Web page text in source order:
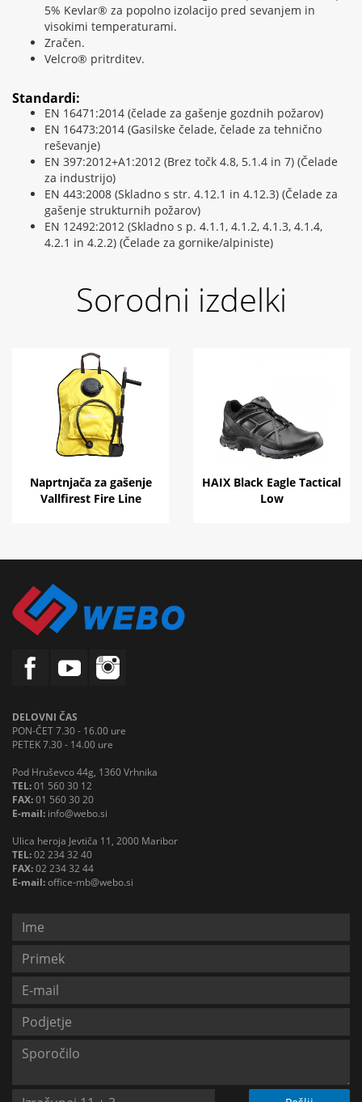
5% Kevlar® za popolno izolacijo pred sevanjem in
visokimi temperaturami.
Zračen.
Velcro® pritrditev.
Standardi:
EN 16471:2014 (čelade za gašenje gozdnih požarov)
EN 16473:2014 (Gasilske čelade, čelade za tehnično
reševanje)
EN 397:2012+A1:2012 (Brez točk 4.8, 5.1.4 in 7) (Čelade
za industrijo)
EN 443:2008 (Skladno s str. 4.12.1 in 4.12.3) (Čelade za
gašenje strukturnih požarov)
EN 12492:2012 (Skladno s p. 4.1.1, 4.1.2, 4.1.3, 4.1.4,
4.2.1 in 4.2.2) (Čelade za gornike/alpiniste)
Sorodni izdelki
Naprtnjača za gašenje
Vallfirest Fire Line
HAIX Black Eagle Tactical
Low
DELOVNI ČAS
PON-ČET 7.30 - 16.00 ure
PETEK 7.30 - 14.00 ure
Pod Hruševco 44g, 1360 Vrhnika
TEL:01 560 30 12
FAX:01 560 30 20
E-mail: info@webo.si
Ulica heroja Jevtiča 11, 2000 Maribor
TEL:02 234 32 40
FAX:02 234 32 44
E-mail:office-mb@webo.si